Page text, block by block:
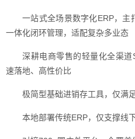
一站式全场景数字化ERP，主
一体化闭环管理，适配复杂多业态
深耕电商零售的轻量化全渠
速落地、高性价比
极简型基础进销存工具，仅满
本地部署传统ERP，仅支撑线